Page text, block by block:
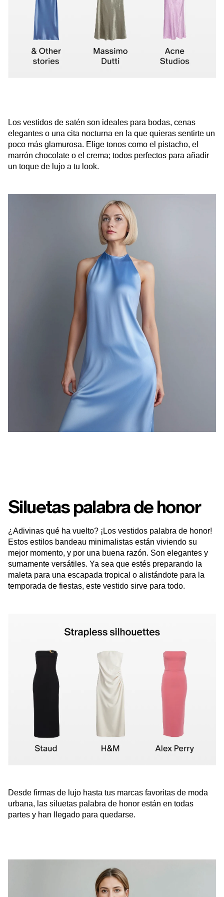
Los vestidos de satén son ideales para bodas, cenas
elegantes o una cita nocturna en la que quieras sentirte un
poco más glamurosa. Elige tonos como el pistacho, el
marrón chocolate o el crema; todos perfectos para añadir
un toque de lujo a tu look.
Siluetas palabra de honor
¿Adivinas qué ha vuelto? ¡Los vestidos palabra de honor!
Estos estilos bandeau minimalistas están viviendo su
mejor momento, y por una buena razón. Son elegantes y
sumamente versátiles. Ya sea que estés preparando la
maleta para una escapada tropical o alistándote para la
temporada de fiestas, este vestido sirve para todo.
Desde firmas de lujo hasta tus marcas favoritas de moda
urbana, las siluetas palabra de honor están en todas
partes y han llegado para quedarse.